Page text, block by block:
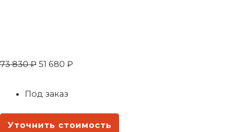
73 830₽ 51 680 ₽
Под заказ
Уточнить стоимость